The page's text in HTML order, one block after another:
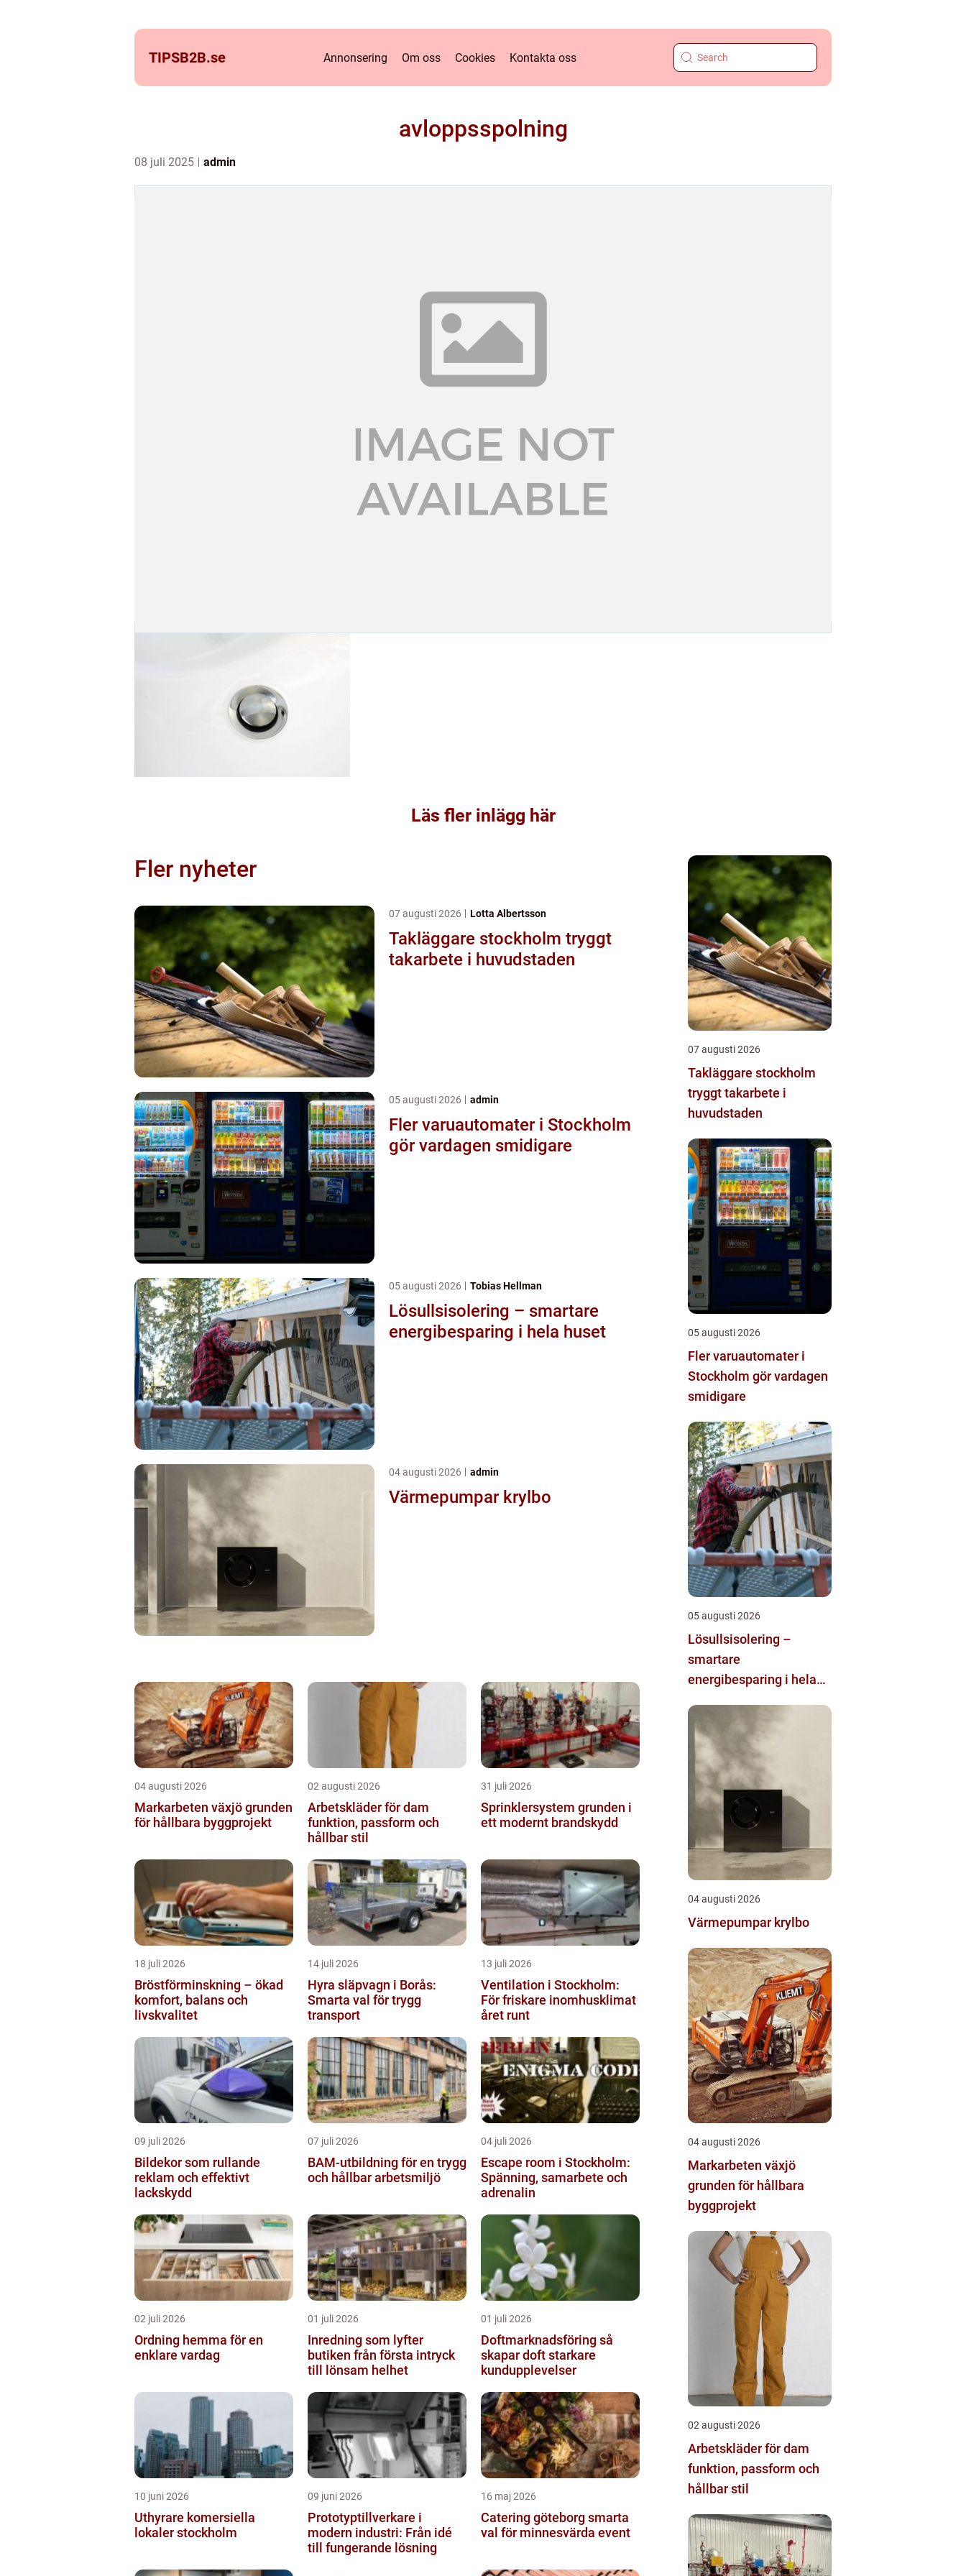
TIPSB2B.se Annonsering Om oss Cookies Kontakta oss
avloppsspolning
08 juli 2025 admin
Läs fler inlägg här
Fler nyheter
07 augusti 2026 Lotta Albertsson
Takläggare stockholm tryggt
takarbete i huvudstaden
05 augusti 2026 admin
Fler varuautomater i Stockholm
gör vardagen smidigare
05 augusti 2026 Tobias Hellman
Lösullsisolering – smartare
energibesparing i hela huset
04 augusti 2026 admin
Värmepumpar krylbo
04 augusti 2026
Markarbeten växjö grunden
för hållbara byggprojekt
02 augusti 2026
Arbetskläder för dam
funktion, passform och
hållbar stil
31 juli 2026
Sprinklersystem grunden i
ett modernt brandskydd
18 juli 2026
Bröstförminskning – ökad
komfort, balans och
livskvalitet
14 juli 2026
Hyra släpvagn i Borås:
Smarta val för trygg
transport
13 juli 2026
Ventilation i Stockholm:
För friskare inomhusklimat
året runt
09 juli 2026
Bildekor som rullande
reklam och effektivt
lackskydd
07 juli 2026
BAM-utbildning för en trygg
och hållbar arbetsmiljö
04 juli 2026
Escape room i Stockholm:
Spänning, samarbete och
adrenalin
02 juli 2026
Ordning hemma för en
enklare vardag
01 juli 2026
Inredning som lyfter
butiken från första intryck
till lönsam helhet
01 juli 2026
Doftmarknadsföring så
skapar doft starkare
kundupplevelser
10 juni 2026
Uthyrare komersiella
lokaler stockholm
09 juni 2026
Prototyptillverkare i
modern industri: Från idé
till fungerande lösning
16 maj 2026
Catering göteborg smarta
val för minnesvärda event
07 augusti 2026
Takläggare stockholm
tryggt takarbete i
huvudstaden
05 augusti 2026
Fler varuautomater i
Stockholm gör vardagen
smidigare
05 augusti 2026
Lösullsisolering –
smartare
energibesparing i hela
04 augusti 2026
Värmepumpar krylbo
04 augusti 2026
Markarbeten växjö
grunden för hållbara
byggprojekt
02 augusti 2026
Arbetskläder för dam
funktion, passform och
hållbar stil